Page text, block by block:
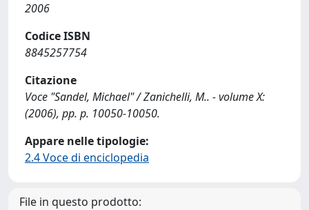
2006
Codice ISBN
8845257754
Citazione
Voce "Sandel, Michael" / Zanichelli, M.. - volume X:
(2006), pp. p. 10050-10050.
Appare nelle tipologie:
2.4 Voce di enciclopedia
File in questo prodotto: